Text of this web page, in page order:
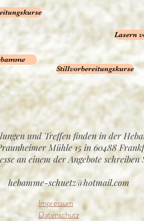
Lasern
Stillvorbereitungskurse
und Treffen finden in der
Mühle 15 in 60488
an einem der Angebote
hebamme-schuetz@hotmail.com
Impressum
Datenschutz